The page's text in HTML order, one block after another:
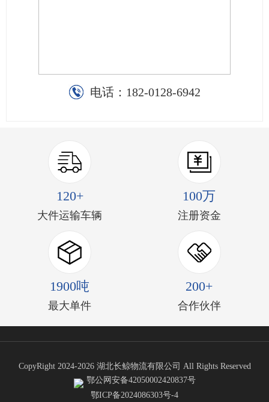
电话： 182-0128-6942
120+
大件运输车辆
100万
注册资金
1900吨
最大单件
200+
合作伙伴
CopyRight 2024-2026 湖北长鲸物流有限公司 All Rights Reserved
鄂公网安备42050002420837号
鄂ICP备2024086303号-4